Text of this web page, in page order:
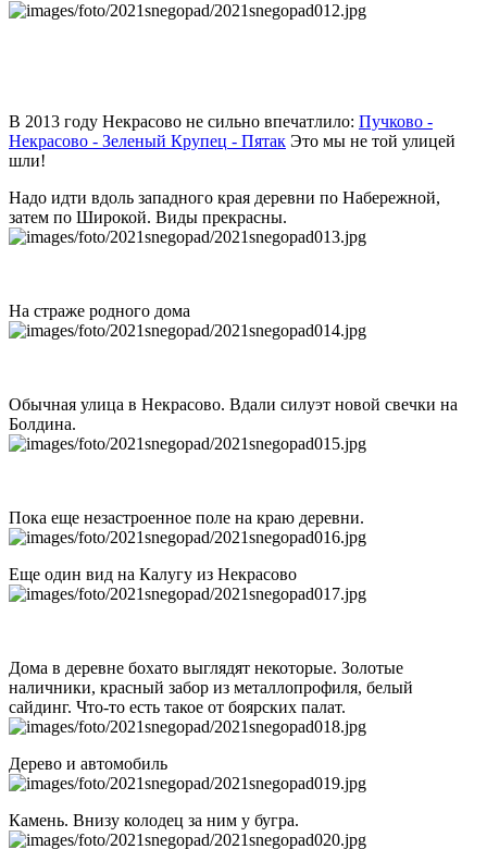
В 2013 году Некрасово не сильно впечатлило: Пучково -
Некрасово - Зеленый Крупец - Пятак Это мы не той улицей
шли!
Надо идти вдоль западного края деревни по Набережной,
затем по Широкой. Виды прекрасны.
На страже родного дома
Обычная улица в Некрасово. Вдали силуэт новой свечки на
Болдина.
Пока еще незастроенное поле на краю деревни.
Еще один вид на Калугу из Некрасово
Дома в деревне бохато выглядят некоторые. Золотые
наличники, красный забор из металлопрофиля, белый
сайдинг. Что-то есть такое от боярских палат.
Дерево и автомобиль
Камень. Внизу колодец за ним у бугра.